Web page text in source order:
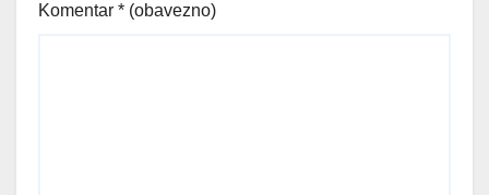
Komentar * (obavezno)